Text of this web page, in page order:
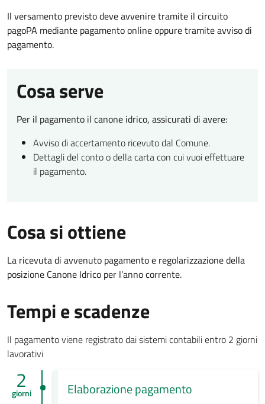
Il versamento previsto deve avvenire tramite il circuito
pagoPA mediante pagamento online oppure tramite avviso di
pagamento.
Cosa serve
Per il pagamento il canone idrico, assicurati di avere:
Avviso di accertamento ricevuto dal Comune.
Dettagli del conto o della carta con cui vuoi effettuare
il pagamento.
Cosa si ottiene
La ricevuta di avvenuto pagamento e regolarizzazione della
posizione Canone Idrico per l’anno corrente.
Tempi e scadenze
Il pagamento viene registrato dai sistemi contabili entro 2 giorni
lavorativi
2
giorni Elaborazione pagamento